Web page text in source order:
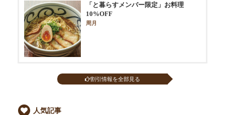
「と暮らすメンバー限定」お料理
10%OFF
周月
割引情報を全部見る
人気記事